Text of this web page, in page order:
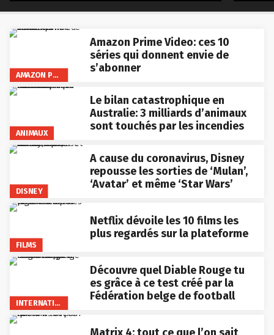
AMAZON PRIME VIDEO
Amazon Prime Video: ces 10
séries qui donnent envie de
s’abonner
ANIMAUX
Le bilan catastrophique en
Australie: 3 milliards d’animaux
sont touchés par les incendies
DISNEY
A cause du coronavirus, Disney
repousse les sorties de ‘Mulan’,
‘Avatar’ et même ‘Star Wars’
FILMS
Netflix dévoile les 10 films les
plus regardés sur la plateforme
INTERNATIONAL
Découvre quel Diable Rouge tu
es grâce à ce test créé par la
Fédération belge de football